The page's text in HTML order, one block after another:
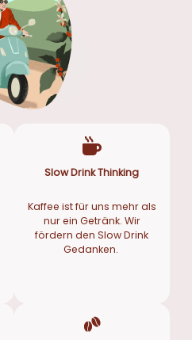
Slow Drink Thinking
Kaffee ist für uns mehr als
nur ein Getränk. Wir
fördern den Slow Drink
Gedanken.